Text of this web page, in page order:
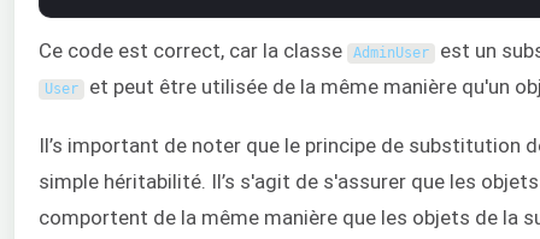
Ce code est correct, car la classe AdminUser est un
User et peut être utilisée de la même manière qu'un
Il’s important de noter que le principe de substitution
simple héritabilité. Il’s s'agit de s'assurer que les
comportent de la même manière que les objets de la